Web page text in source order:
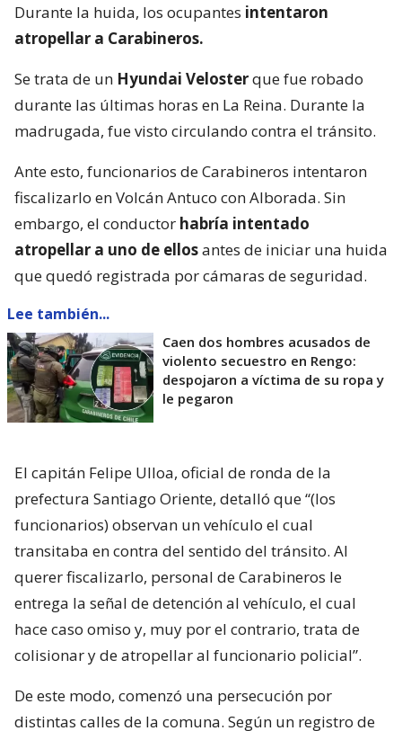
Durante la huida, los ocupantes intentaron
atropellar a Carabineros.
Se trata de un Hyundai Velosterque fue robado
durante las últimas horas en La Reina. Durante la
madrugada, fue visto circulando contra el tránsito.
Ante esto, funcionarios de Carabineros intentaron
fiscalizarlo en Volcán Antuco con Alborada. Sin
embargo, el conductor habría intentado
atropellar a uno de ellosantes de iniciar una huida
que quedó registrada por cámaras de seguridad.
Lee también...
Caen dos hombres acusados de
violento secuestro en Rengo:
despojaron a víctima de su ropa y
le pegaron
El capitán Felipe Ulloa, oficial de ronda de la
prefectura Santiago Oriente, detalló que “(los
funcionarios) observan un vehículo el cual
transitaba en contra del sentido del tránsito. Al
querer fiscalizarlo, personal de Carabineros le
entrega la señal de detención al vehículo, el cual
hace caso omiso y, muy por el contrario, trata de
colisionar y de atropellar al funcionario policial”.
De este modo, comenzó una persecución por
distintas calles de la comuna. Según un registro de